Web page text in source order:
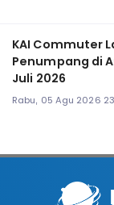
KAI Commuter
Penumpang di
Juli 2026
Rabu, 05 Agu 2026